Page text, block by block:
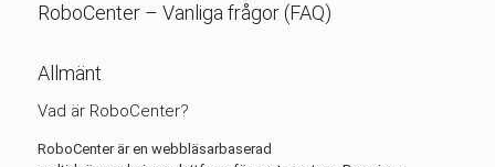
RoboCenter – Vanliga frågor (FAQ)
Allmänt
Vad är RoboCenter?
RoboCenter är en webbläsarbaserad